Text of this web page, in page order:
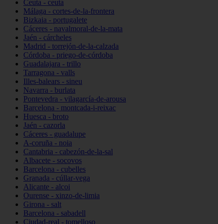
Ceuta - ceuta
Málaga - cortes-de-la-frontera
Bizkaia - portugalete
Cáceres - navalmoral-de-la-mata
Jaén - cárcheles
Madrid - torrejón-de-la-calzada
Córdoba - priego-de-córdoba
Guadalajara - trillo
Tarragona - valls
Illes-balears - sineu
Navarra - burlata
Pontevedra - vilagarcía-de-arousa
Barcelona - montcada-i-reixac
Huesca - broto
Jaén - cazorla
Cáceres - guadalupe
A-coruña - noia
Cantabria - cabezón-de-la-sal
Albacete - socovos
Barcelona - cubelles
Granada - cúllar-vega
Alicante - alcoi
Ourense - xinzo-de-limia
Girona - salt
Barcelona - sabadell
Ciudad-real - tomelloso